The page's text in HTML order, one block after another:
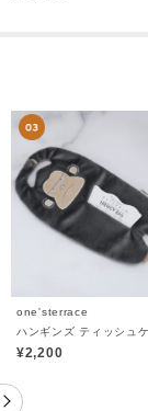
one'sterrace
ハンギンズ ティッシュ
¥2,200